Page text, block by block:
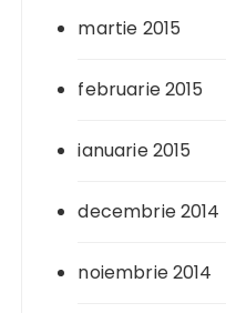
martie 2015
februarie 2015
ianuarie 2015
decembrie 2014
noiembrie 2014